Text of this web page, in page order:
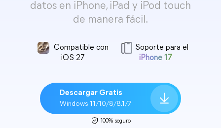
datos en iPhone, iPad y iPod touch
de manera fácil.
Compatible con
iOS 27
Soporte para el
iPhone 17
Descargar Gratis
Windows 11/10/8/8.1/7
100% seguro